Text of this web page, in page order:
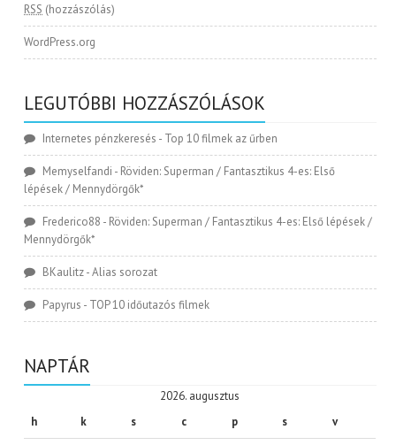
RSS (hozzászólás)
WordPress.org
LEGUTÓBBI HOZZÁSZÓLÁSOK
Internetes pénzkeresés - Top 10 filmek az űrben
Memyselfandi - Röviden: Superman / Fantasztikus 4-es: Első
lépések / Mennydörgők*
Frederico88 - Röviden: Superman / Fantasztikus 4-es: Első lépések /
Mennydörgők*
BKaulitz-Alias sorozat
Papyrus - TOP 10 időutazós filmek
NAPTÁR
2026. augusztus
h
k s c p s v